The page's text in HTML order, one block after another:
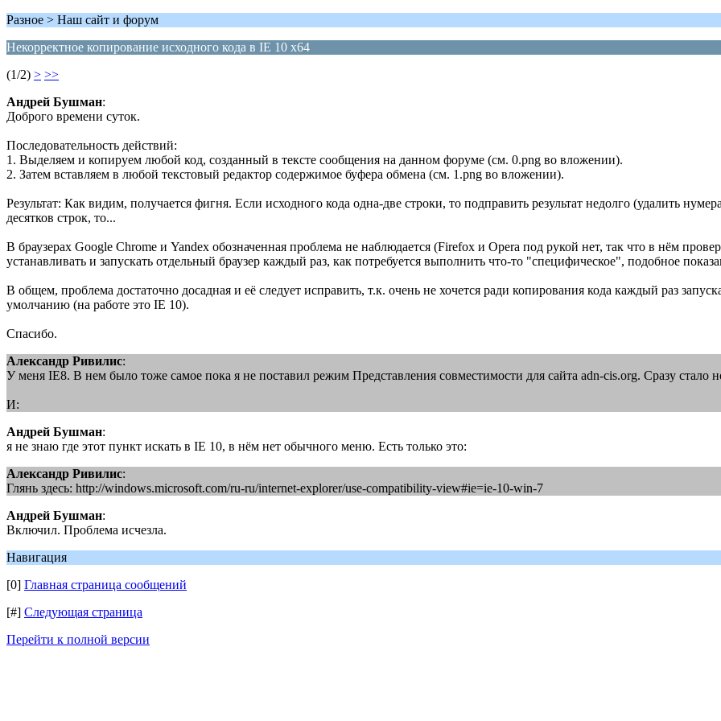
Разное > Наш сайт и форум
Некорректное копирование исходного кода в IE 10 x64
(1/2) > >>
Андрей Бушман:
Доброго времени суток.
Последовательность действий:
1. Выделяем и копируем любой код, созданный в тексте сообщения на данном форуме (см. 0.png во вложении).
2. Затем вставляем в любой текстовый редактор содержимое буфера обмена (см. 1.png во вложении).
Результат: Как видим, получается фигня. Если исходного кода одна-две строки, то подправить результат недолго (удалить
десятков строк, то...
В браузерах Google Chrome и Yandex обозначенная проблема не наблюдается (Firefox и Opera под рукой нет, так что в нём
устанавливать и запускать отдельный браузер каждый раз, как потребуется выполнить что-то "специфическое", подобное
В общем, проблема достаточно досадная и её следует исправить, т.к. очень не хочется ради копирования кода каждый раз
умолчанию (на работе это IE 10).
Спасибо.
Александр Ривилис:
У меня IE8. В нем было тоже самое пока я не поставил режим Представления совместимости для сайта adn-cis.org. Сразу стало
И:
Андрей Бушман:
я не знаю где этот пункт искать в IE 10, в нём нет обычного меню. Есть только это:
Александр Ривилис:
Глянь здесь: http://windows.microsoft.com/ru-ru/internet-explorer/use-compatibility-view#ie=ie-10-win-7
Андрей Бушман:
Включил. Проблема исчезла.
Навигация
[0] Главная страница сообщений
[#] Следующая страница
Перейти к полной версии